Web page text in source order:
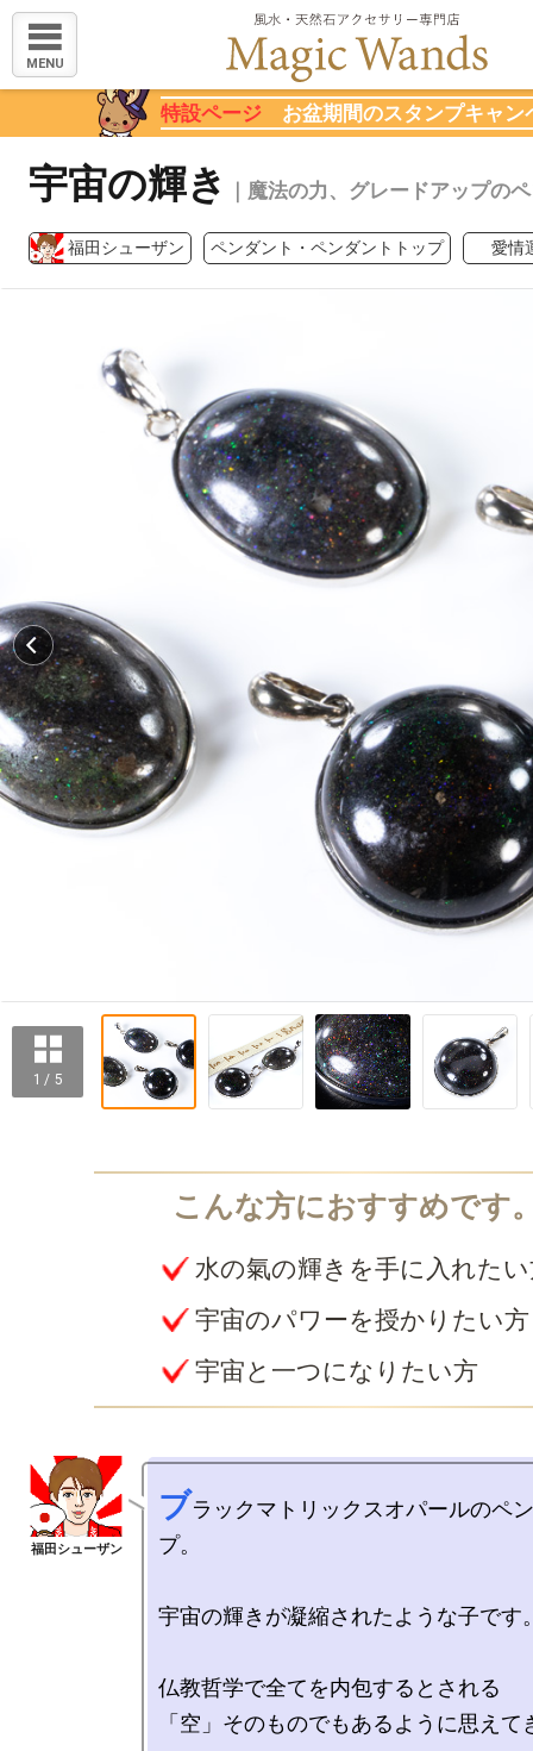
MENU
特設ページ お盆期間のスタンプキャン
宇宙の輝き ｜魔法の力、グレードアップの
福田シューザン ペンダント・ペンダントトップ 愛情
1 / 5
水の氣の輝きを手に入れた
宇宙のパワーを授かりたい方
宇宙と一つになりたい方
ブラックマトリックスオパールのペ
プ。
宇宙の輝きが凝縮されたような子です
仏教哲学で全てを内包するとされる